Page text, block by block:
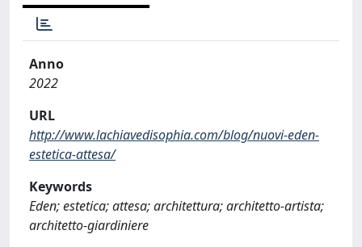
Anno
2022
URL
http://www.lachiavedisophia.com/blog/nuovi-eden-
estetica-attesa/
Keywords
Eden; estetica; attesa; architettura; architetto-artista;
architetto-giardiniere